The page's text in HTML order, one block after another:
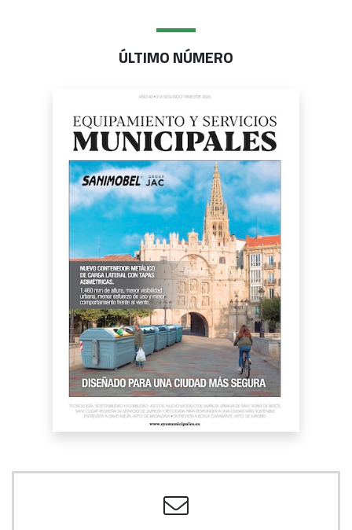
ÚLTIMO NÚMERO